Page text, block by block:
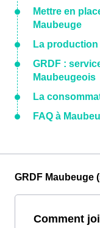
Mettre en
Maubeuge
La
GRDF :
Maubeugeois
La
FAQ à
GRDF Maubeuge
Comment